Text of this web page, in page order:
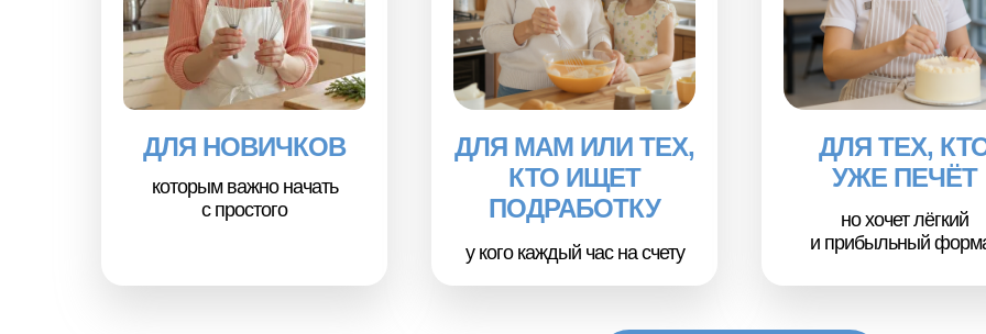
ДЛЯ НОВИЧКОВ
которым важно начать
с простого
но хочет лёгкий
и прибыльный
ДЛЯ ТЕХ,
УЖЕ ПЕЧЁТ
ДЛЯ МАМ ИЛИ ТЕХ,
КТО ИЩЕТ
ПОДРАБОТКУ
у кого каждый час на счету